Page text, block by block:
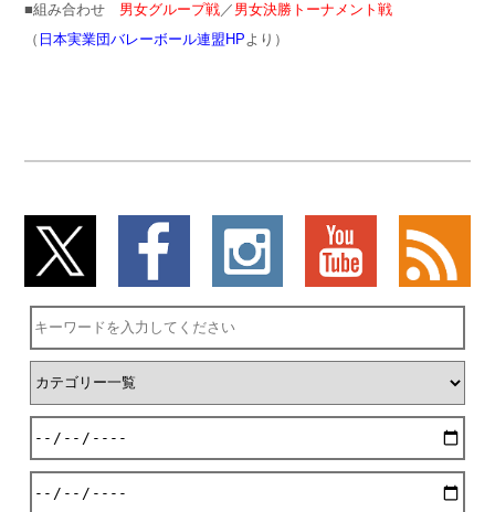
■組み合わせ 男女グループ戦／ 男女決勝トーナメント戦
（ 日本実業団バレーボール連盟HPより）